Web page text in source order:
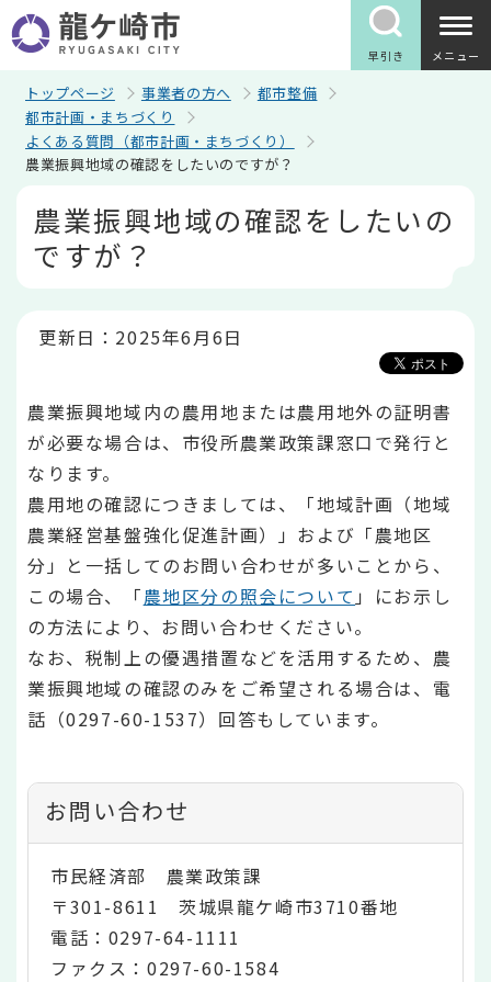
の
ペ
早引き メニュー
トップページ 事業者の方へ
都市整備
都市計画・まちづくり
よくある質問（都市計画・まちづくり）
農業振興地域の確認をしたいのですが？
農業振興地域の確認をしたいの
ですが？
更新日：2025年6月6日
農業振興地域内の農用地または農用地外の証明書
が必要な場合は、市役所農業政策課窓口で発行と
なります。
農用地の確認につきましては、「地域計画（地域
農業経営基盤強化促進計画）」および「農地区
分」と一括してのお問い合わせが多いことから、
この場合、「農地区分の照会について 」にお示し
の方法により、お問い合わせください。
なお、税制上の優遇措置などを活用するため、農
業振興地域の確認のみをご希望される場合は、電
話（0297-60-1537）回答もしています。
お問い合わせ
市民経済部 農業政策課
〒301-8611 茨城県龍ケ崎市3710番地
電話：0297-64-1111
ファクス：0297-60-1584